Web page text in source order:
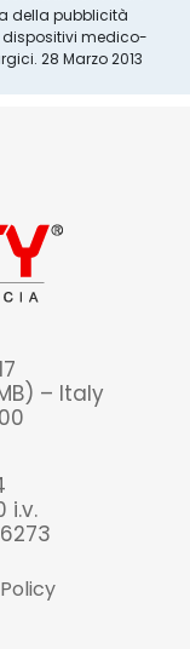
della pubblicità
medico-
28 Marzo 2013
– Italy
i.v.